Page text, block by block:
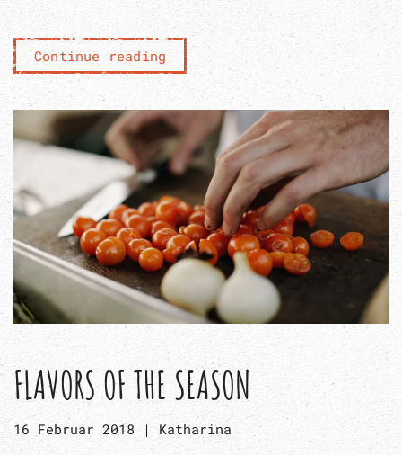
Continue reading
FLAVORS OF THE SEASON
16 Februar 2018 |Katharina